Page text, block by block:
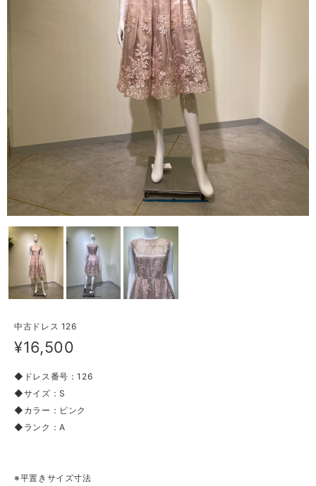
中古ドレス 126
¥16,500
◆ドレス番号：126
◆サイズ：S
◆カラー：ピンク
◆ランク：A
※平置きサイズ寸法